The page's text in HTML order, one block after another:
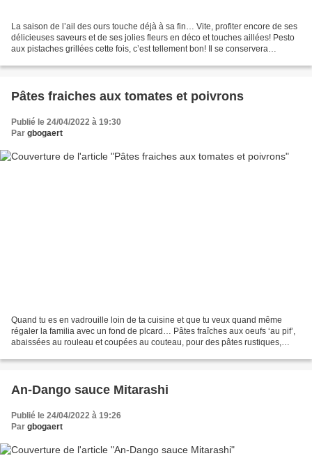
La saison de l’ail des ours touche déjà à sa fin… Vite, profiter encore de ses
délicieuses saveurs et de ses jolies fleurs en déco et touches aillées! Pesto
aux pistaches grillées cette fois, c’est tellement bon! Il se conservera
Pâtes fraiches aux tomates et poivrons
Publié le 24/04/2022 à 19:30
Par gbogaert
Quand tu es en vadrouille loin de ta cuisine et que tu veux quand même
régaler la familia avec un fond de plcard… Pâtes fraîches aux oeufs ‘au pif’,
abaissées au rouleau et coupées au couteau, pour des pâtes rustiques,
An-Dango sauce Mitarashi
Publié le 24/04/2022 à 19:26
Par gbogaert